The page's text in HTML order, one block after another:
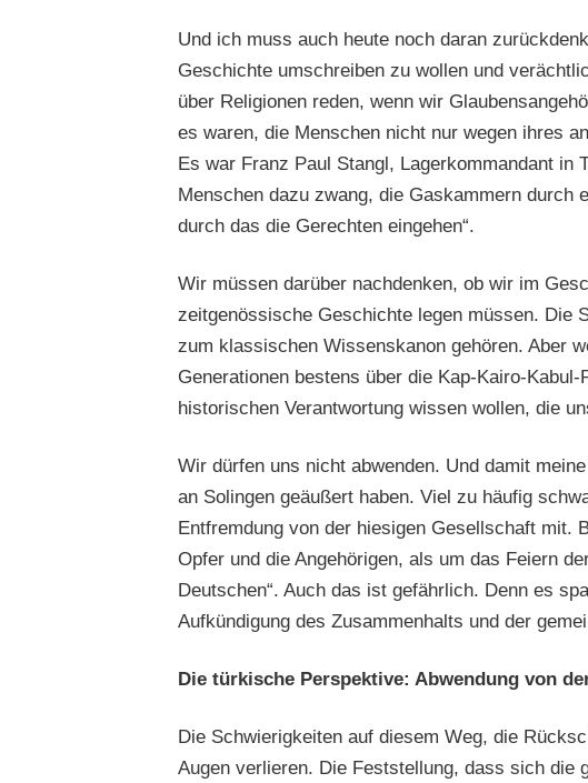
Und ich muss auch heute noch daran
Geschichte umschreiben zu wollen und
über Religionen reden, wenn wir
es waren, die Menschen nicht nur wegen ihres
Es war Franz Paul Stangl, Lagerkommandant
Menschen dazu zwang, die Gaskammern durch
durch das die Gerechten eingehen“.
Wir müssen darüber nachdenken, ob wir im
zeitgenössische Geschichte legen müssen. Die
zum klassischen Wissenskanon gehören. Aber
Generationen bestens über die Kap-Kairo-
historischen Verantwortung wissen wollen, die
Wir dürfen uns nicht abwenden. Und damit
an Solingen geäußert haben. Viel zu häufig
Entfremdung von der hiesigen Gesellschaft mit.
Opfer und die Angehörigen, als um das Feiern
Deutschen“. Auch das ist gefährlich. Denn es
Aufkündigung des Zusammenhalts und der
Die türkische Perspektive: Abwendung von
Die Schwierigkeiten auf diesem Weg, die
Augen verlieren. Die Feststellung, dass sich die